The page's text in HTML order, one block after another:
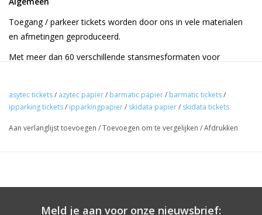
Toegang / parkeer tickets worden door ons in vele materialen
en afmetingen geproduceerd.
Met meer dan 60 verschillende stansmesformaten voor
parkeerplaatsen tot dikkere kartonnen kaartjes voor parkeer
- De meeste blanco varianten uit voorraad leverbaar, bedrukt
asytec tickets/ azytec papier/ barmatic papier/ barmatic tickets/
ipparking tickets/ ipparkingpapier/ skidata papier/ skidata tickets
Aan verlanglijst toevoegen /Toevoegen om te vergelijken /Afdrukken
Meld je aan voor onze nieuwsbrief: